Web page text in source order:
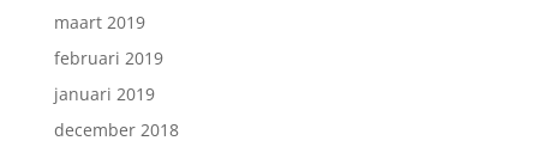
maart 2019
februari 2019
januari 2019
december 2018